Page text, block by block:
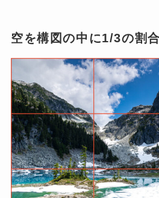
空を構図の中に1/3の割